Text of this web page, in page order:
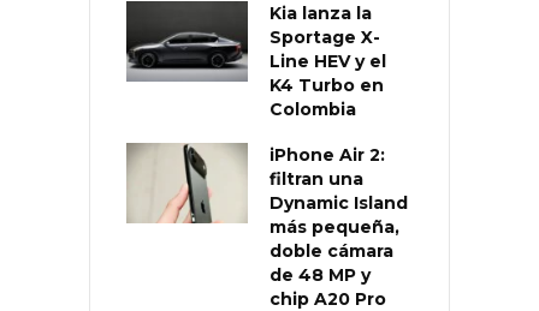
Kia lanza la
Sportage X-
Line HEV y el
K4 Turbo en
Colombia
iPhone Air 2:
filtran una
Dynamic Island
más pequeña,
doble cámara
de 48 MP y
chip A20 Pro